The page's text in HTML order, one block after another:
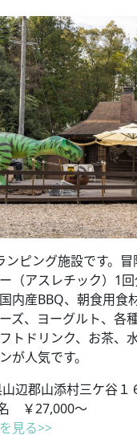
ンピング施設です。
（アスレチック）1
内産BBQ、朝食用食
ズ、ヨーグルト、各
フトドリンク、お茶、
が人気です。
辺郡山添村三ケ谷１
￥27,000～
見る>>